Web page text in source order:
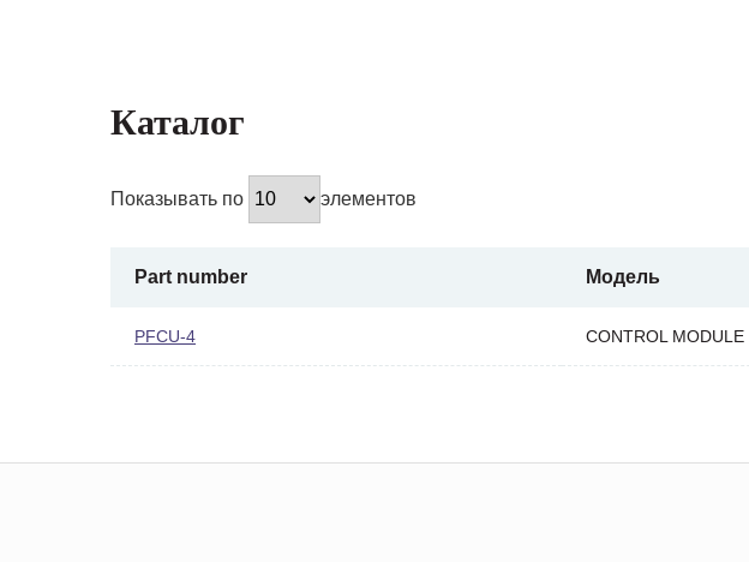
Каталог
Показывать по элементов
Part number Модель
PFCU-4 CONTROL